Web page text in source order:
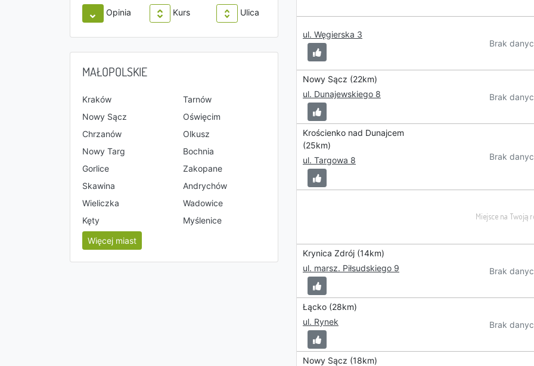
Opinia Kurs Ulica
MAŁOPOLSKIE
Kraków
Tarnów
Nowy Sącz
Oświęcim
Chrzanów
Olkusz
Nowy Targ
Bochnia
Gorlice
Zakopane
Skawina
Andrychów
Wieliczka
Wadowice
Kęty
Myślenice
Więcej miast
ul. Węgierska 3
Brak
Nowy Sącz (22km)
ul. Dunajewskiego 8
Brak
Krościenko nad Dunajcem
(25km)
ul. Targowa 8
Brak
Krynica Zdrój (14km)
ul. marsz. Piłsudskiego 9
Brak
Łącko (28km)
ul. Rynek
Brak
Nowy Sącz (18km)